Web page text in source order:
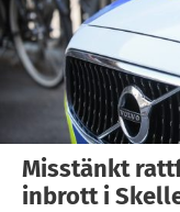
Misstänkt
inbrott i